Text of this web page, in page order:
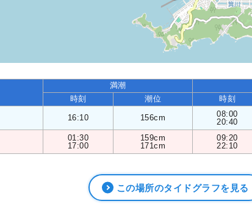
満潮
時刻 潮位 時刻
16:10 156cm
08:00
20:40
01:30
17:00
159cm
171cm
09:20
22:10
この場所のタイドグラフを見る